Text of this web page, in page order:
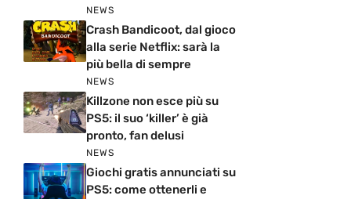
NEWS
Crash Bandicoot, dal gioco
alla serie Netflix: sarà la
più bella di sempre
NEWS
Killzone non esce più su
PS5: il suo ‘killer’ è già
pronto, fan delusi
NEWS
Giochi gratis annunciati su
PS5: come ottenerli e